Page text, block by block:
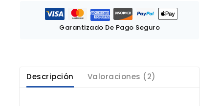
Garantizado De Pago Seguro
Descripción Valoraciones (2)